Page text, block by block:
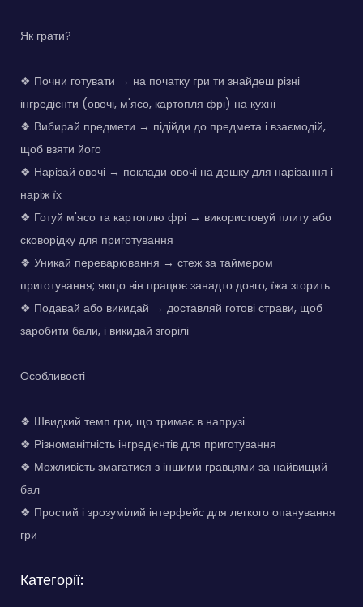
Як грати?
❖ Почни готувати → на початку гри ти знайдеш різні
інгредієнти (овочі, м'ясо, картопля фрі) на кухні
❖ Вибирай предмети → підійди до предмета і взаємодій,
щоб взяти його
❖ Нарізай овочі → поклади овочі на дошку для нарізання і
наріж їх
❖ Готуй м'ясо та картоплю фрі → використовуй плиту або
сковорідку для приготування
❖ Уникай переварювання → стеж за таймером
приготування; якщо він працює занадто довго, їжа згорить
❖ Подавай або викидай → доставляй готові страви, щоб
заробити бали, і викидай згорілі
Особливості
❖ Швидкий темп гри, що тримає в напрузі
❖ Різноманітність інгредієнтів для приготування
❖ Можливість змагатися з іншими гравцями за найвищий
бал
❖ Простий і зрозумілий інтерфейс для легкого опанування
гри
Категорії: